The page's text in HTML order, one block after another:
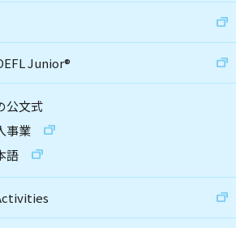
Junior®
公文式
事業
語